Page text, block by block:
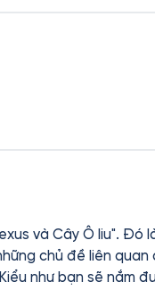
Cây Ô liu". Đó là vào
chủ đề liên
như bạn sẽ nắm